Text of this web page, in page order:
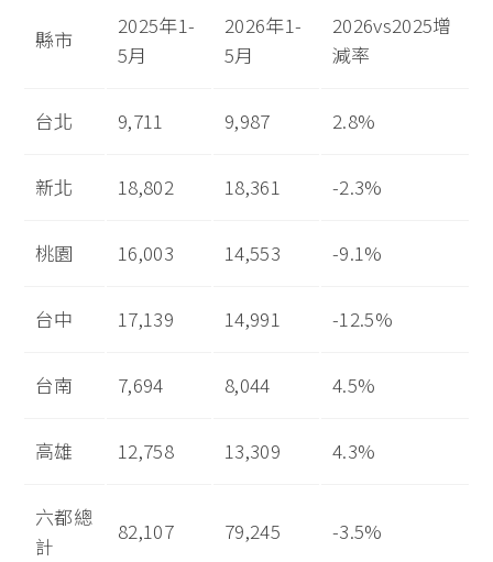
縣市
2025年1-
5月
2026年1-
5月
2026vs2025增
減率
台北 9,711 9,987 2.8%
新北 18,802 18,361 -2.3%
桃園 16,003 14,553 -9.1%
台中 17,139 14,991 -12.5%
台南 7,694 8,044 4.5%
高雄 12,758 13,309 4.3%
六都總
計
82,107 79,245 -3.5%